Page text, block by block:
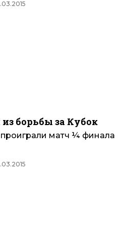
борьбы за Кубок
матч ¼ финала